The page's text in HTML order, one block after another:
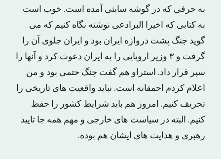
به حرفی که در گوشه سایتی آمده است. خوب است
به کتابی که اخیرا البرادعی نوشته نگاه کنیم که می
گوید جنگ پشت دروازه ایران بود و ایران جلوی آن را
گرفت و ۳ وزیر اروپایی را به ایران دعوت کرد و آنها را
سپر قرار داد. استراو هم گفت جنگ حتمی بود و من
اعلام کردم احمقانه است. نباید واقعیت های تاریخی را
تحریف کنیم. امروز هم باید شرایط کشور را حفظ
کنیم. البته در سیاست های خارجی و مهم همه جا تایید
رهبری و هدایت های ایشان هم بوده.